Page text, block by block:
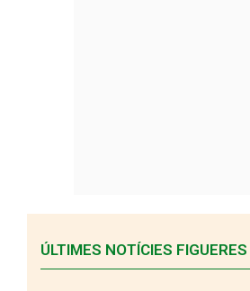
ÚLTIMES NOTÍCIES FIGUERES